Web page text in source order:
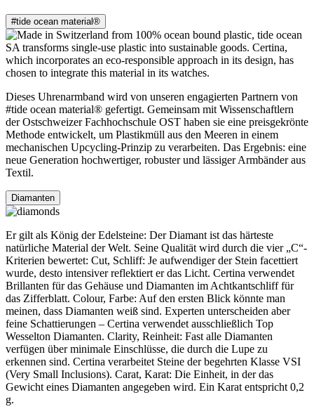
#tide ocean material®
Dieses Uhrenarmband wird von unseren engagierten Partnern von
#tide ocean material® gefertigt. Gemeinsam mit Wissenschaftlern
der Ostschweizer Fachhochschule OST haben sie eine preisgekrönte
Methode entwickelt, um Plastikmüll aus den Meeren in einem
mechanischen Upcycling-Prinzip zu verarbeiten. Das Ergebnis: eine
neue Generation hochwertiger, robuster und lässiger Armbänder aus
Textil.
Diamanten
Er gilt als König der Edelsteine: Der Diamant ist das härteste
natürliche Material der Welt. Seine Qualität wird durch die vier „C“-
Kriterien bewertet: Cut, Schliff: Je aufwendiger der Stein facettiert
wurde, desto intensiver reflektiert er das Licht. Certina verwendet
Brillanten für das Gehäuse und Diamanten im Achtkantschliff für
das Zifferblatt. Colour, Farbe: Auf den ersten Blick könnte man
meinen, dass Diamanten weiß sind. Experten unterscheiden aber
feine Schattierungen – Certina verwendet ausschließlich Top
Wesselton Diamanten. Clarity, Reinheit: Fast alle Diamanten
verfügen über minimale Einschlüsse, die durch die Lupe zu
erkennen sind. Certina verarbeitet Steine der begehrten Klasse VSI
(Very Small Inclusions). Carat, Karat: Die Einheit, in der das
Gewicht eines Diamanten angegeben wird. Ein Karat entspricht 0,2
g.